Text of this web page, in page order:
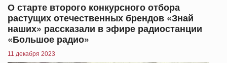
О старте второго конкурсного отбора
растущих отечественных брендов «Знай
наших» рассказали в эфире радиостанции
«Большое радио»
11 декабря 2023